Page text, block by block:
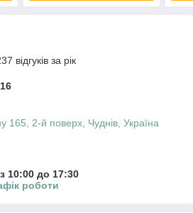
відгуків за рік
165, 2-й поверх, Чуднів, Україна
10:00 до 17:30
роботи